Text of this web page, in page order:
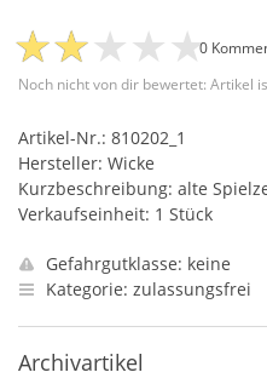
Noch nicht von dir bewertet: Artikel
0
Artikel-Nr.: 810202_1
Hersteller: Wicke
Kurzbeschreibung: alte
Verkaufseinheit: 1 Stück
Gefahrgutklasse: keine
Kategorie: zulassungsfrei
Archivartikel